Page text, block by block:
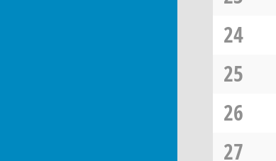
24
25
26
27